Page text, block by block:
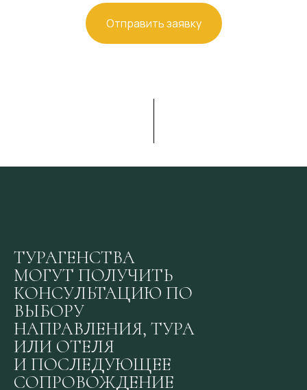
Отправить заявку
ТУРАГЕНСТВА
МОГУТ ПОЛУЧИТЬ
КОНСУЛЬТАЦИЮ ПО
ВЫБОРУ
НАПРАВЛЕНИЯ, ТУРА
ИЛИ ОТЕЛЯ
И ПОСЛЕДУЮЩЕЕ
СОПРОВОЖДЕНИЕ